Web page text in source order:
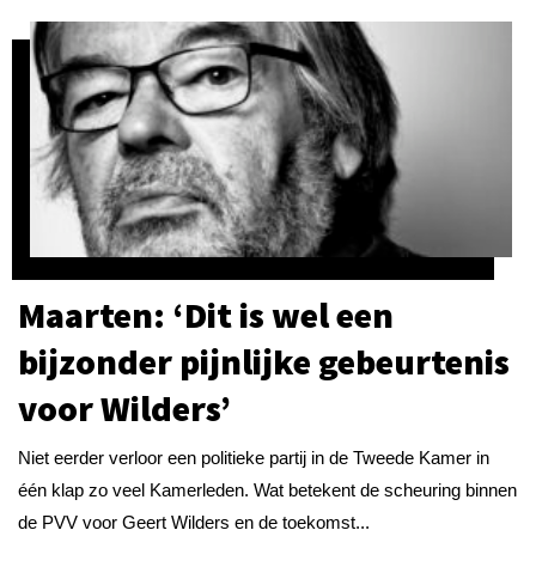
Maarten: ‘Dit is wel een
bijzonder pijnlijke gebeurtenis
voor Wilders’
Niet eerder verloor een politieke partij in de Tweede Kamer in
één klap zo veel Kamerleden. Wat betekent de scheuring binnen
de PVV voor Geert Wilders en de toekomst...